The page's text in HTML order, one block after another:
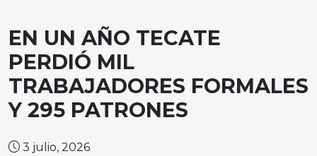
EN UN AÑO TECATE
PERDIÓ MIL
TRABAJADORES FORMALES
Y 295 PATRONES
3 julio, 2026